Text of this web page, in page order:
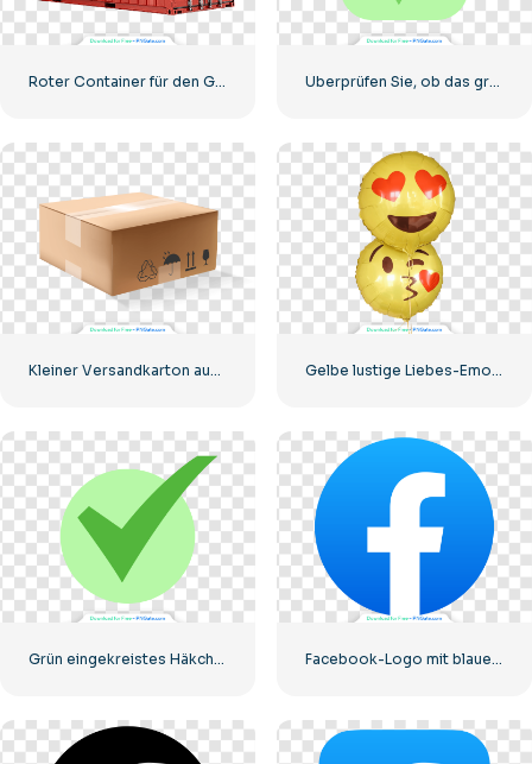
Überprüfen Sie, ob das grüne Symbol richtig abgerundet ist
Grün eingekreistes Häkchen Facebook-Logo mit blauem Kreis